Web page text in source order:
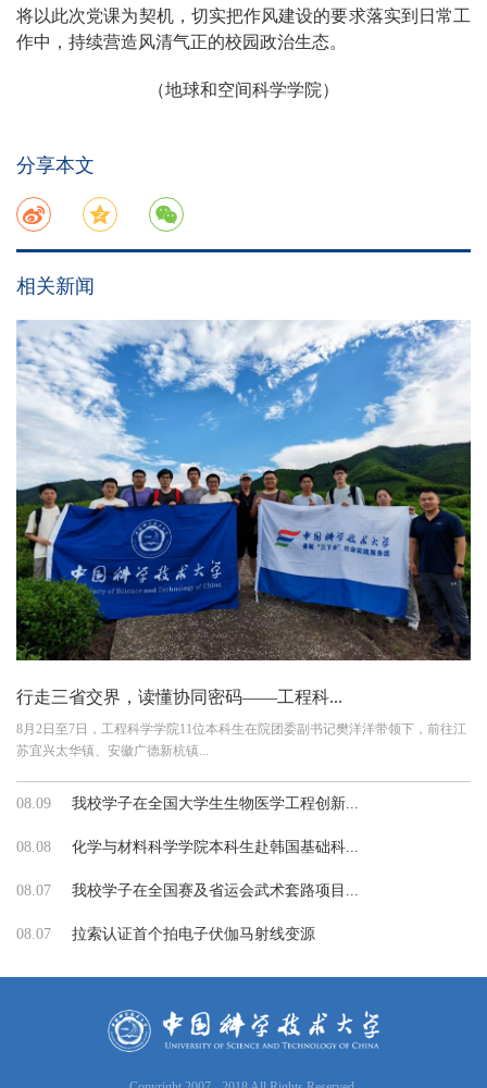
将以此次党课为契机，切实把作风建设的要求落实到日常工
作中，持续营造风清气正的校园政治生态。
（地球和空间科学学院）
分享本文
相关新闻
行走三省交界，读懂协同密码——工程科...
8月2日至7日，工程科学学院11位本科生在院团委副书记樊洋洋带领下，前往江
苏宜兴太华镇、安徽广德新杭镇...
08.09 我校学子在全国大学生生物医学工程创新...
08.08 化学与材料科学学院本科生赴韩国基础科...
08.07 我校学子在全国赛及省运会武术套路项目...
08.07 拉索认证首个拍电子伏伽马射线变源